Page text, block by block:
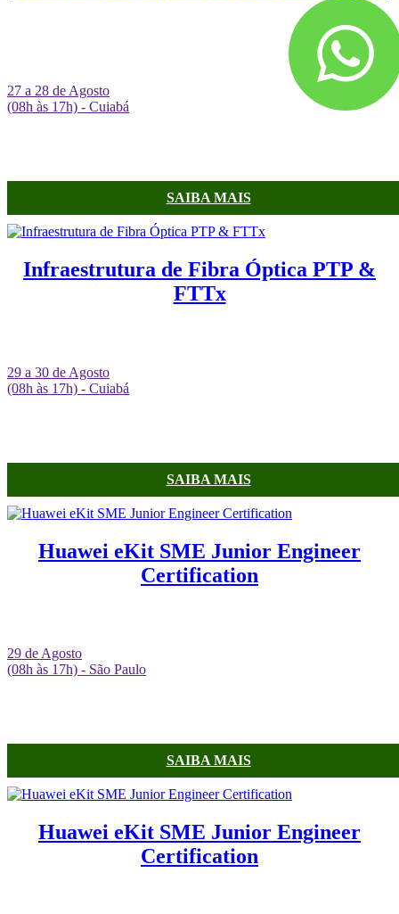
27 a 28 de Agosto
(08h às 17h) - Cuiabá
SAIBA MAIS
Infraestrutura de Fibra Óptica PTP &
FTTx
29 a 30 de Agosto
(08h às 17h) - Cuiabá
SAIBA MAIS
Huawei eKit SME Junior Engineer
Certification
29 de Agosto
(08h às 17h) - São Paulo
SAIBA MAIS
Huawei eKit SME Junior Engineer
Certification